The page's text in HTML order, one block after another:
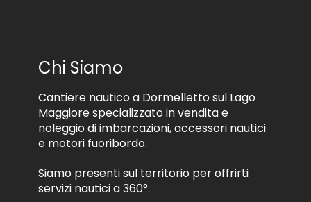
t
o
e
i
d
a
t
*
r
m
a
t
e
r
a
l
Chi Siamo
Cantiere nautico a Dormelletto sul Lago
Maggiore specializzato in vendita e
noleggio di imbarcazioni, accessori nautici
e motori fuoribordo.
Siamo presenti sul territorio per offrirti
servizi nautici a 360°.